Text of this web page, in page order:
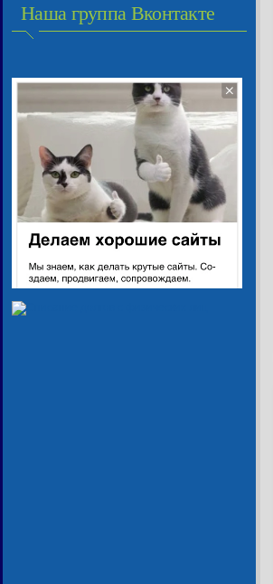
Наша группа Вконтакте